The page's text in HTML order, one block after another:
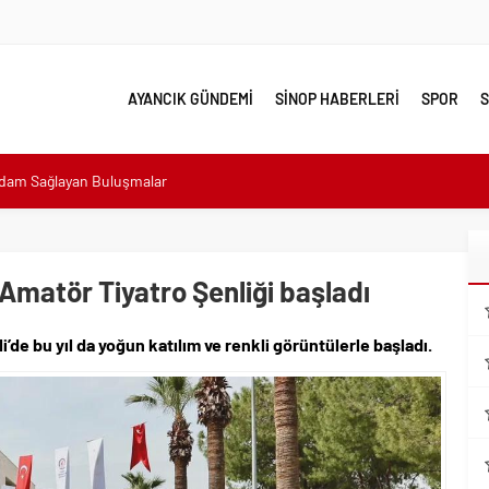
AYANCIK GÜNDEMİ SİNOP HABERLERİ SPOR
Sağlayan Buluşmalar
“Halkımızın içinde, Bornova’nın hizmetindeyiz”
Noktasında Gece Gündüz Sahadayız”
Üretim Gücünü Destekliyoruz”
yalnız bırakılmadı
karşı karşıya
Tiyatro Şenliği başladı
bu yıl da yoğun katılım ve renkli görüntülerle başladı.